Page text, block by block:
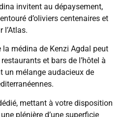
invitent au dépaysement,
d’oliviers centenaires et
l’Atlas.
la médina de Kenzi Agdal peut
et bars de l’hôtel à
un mélange audacieux de
mettant à votre disposition
plénière d’une superficie